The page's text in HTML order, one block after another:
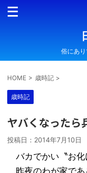
俗にあ
HOME > 歳時記 >
歳時記
ヤバくなったら
投稿日： 2014年7月10日
バカでかい〝お化
昨夜のわが家であ